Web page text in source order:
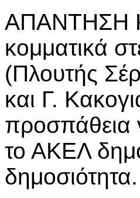
ΑΠΑΝΤΗΣΗ
κομματικά
(Πλουτής
και Γ.
προσπάθεια
το ΑΚΕΛ
δημοσιότητα.